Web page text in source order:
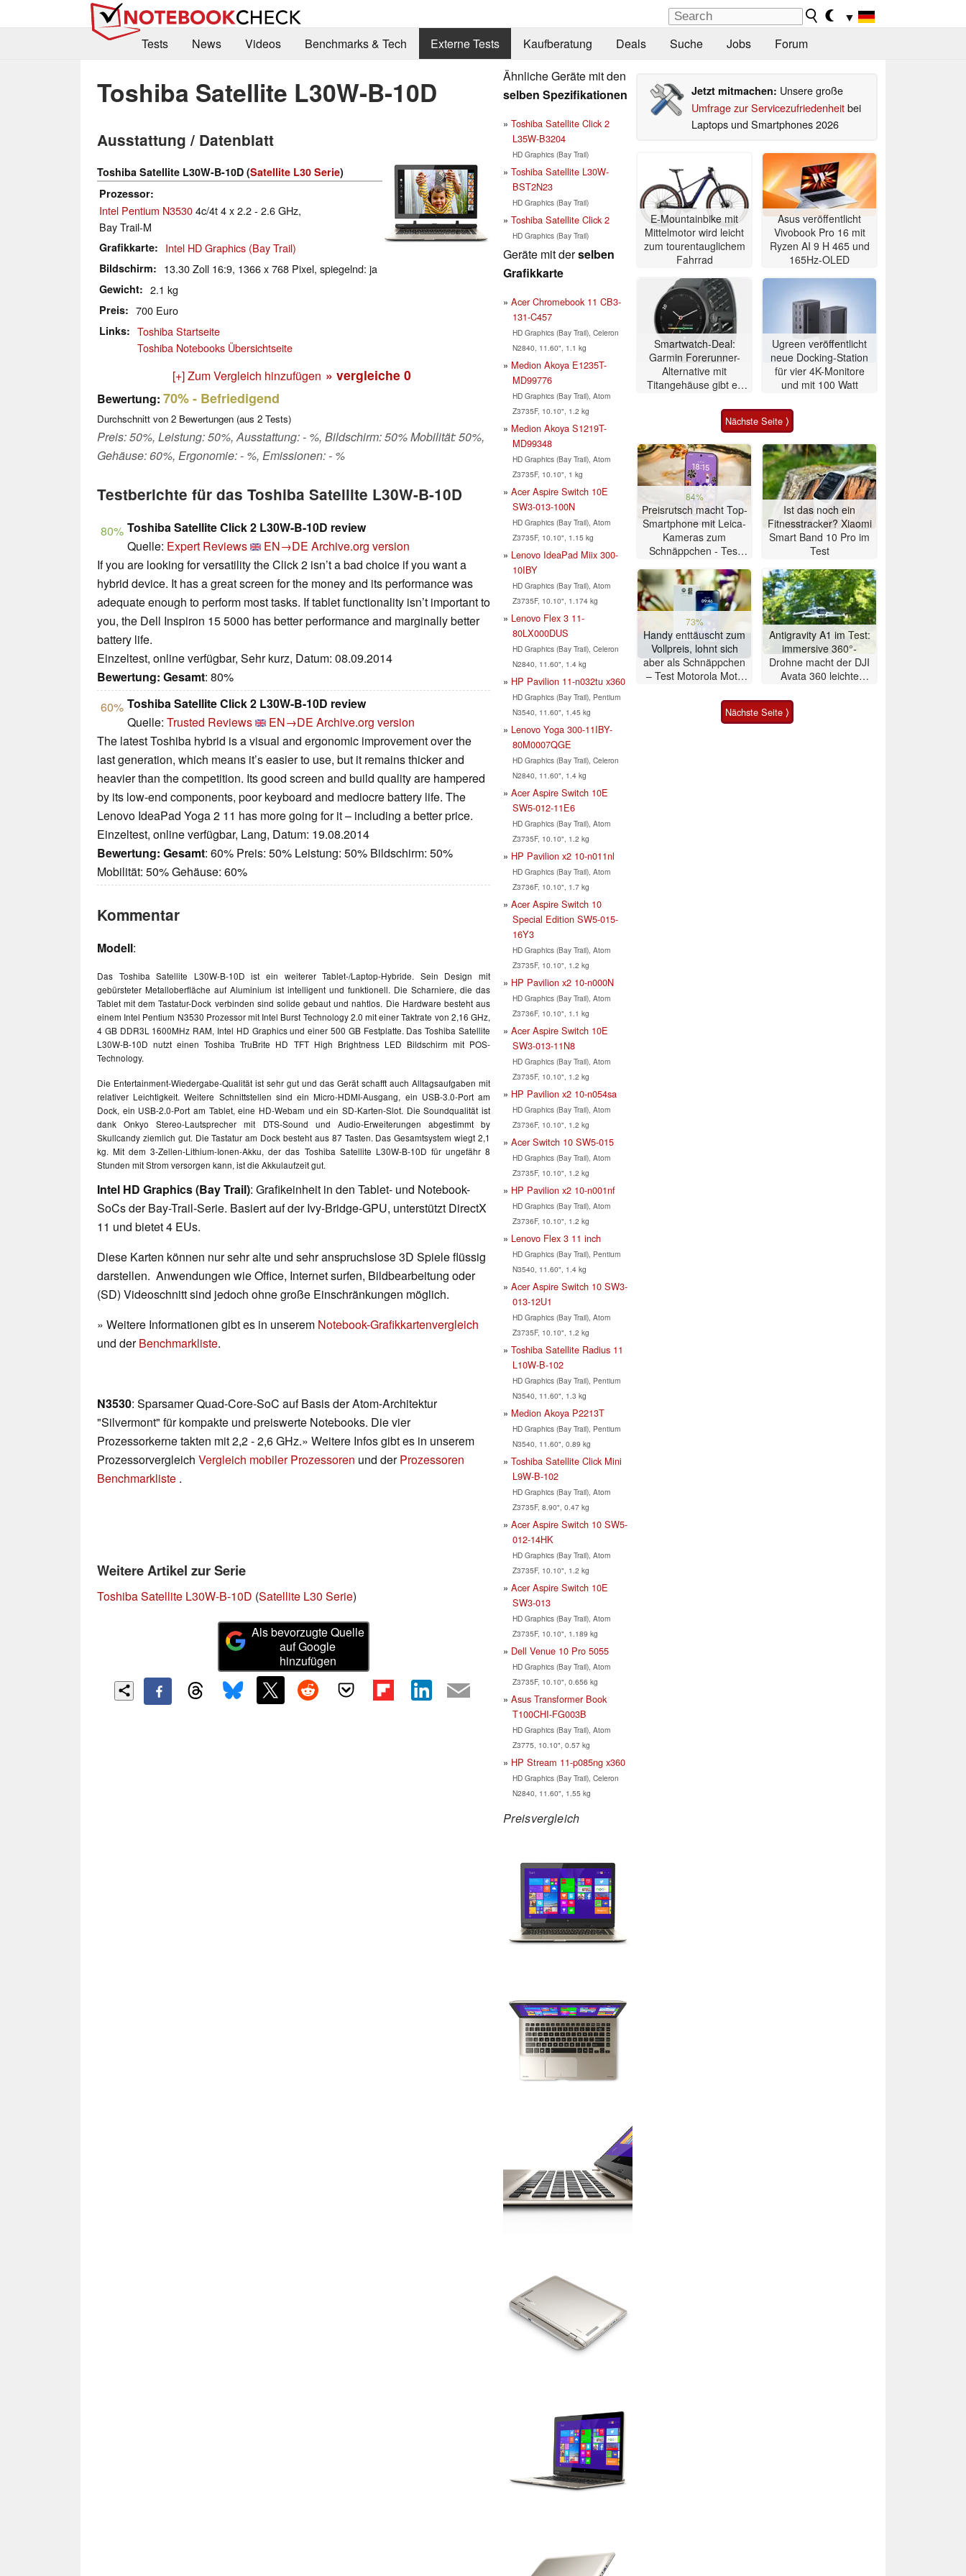
▼
Tests
News Videos Benchmarks & Tech Externe Tests Kaufberatung Deals Suche Jobs Forum
Toshiba Satellite L30W-B-10D
Ausstattung / Datenblatt
Toshiba Satellite L30W-B-10D (Satellite L30 Serie)
Prozessor
Intel Pentium N35304c/4t 4 x 2.2 - 2.6 GHz,
Bay Trail-M
Grafikkarte Intel HD Graphics (Bay Trail)
Bildschirm 13.30 Zoll 16:9, 1366 x 768 Pixel, spiegelnd: ja
Gewicht 2.1 kg
Preis 700 Euro
Links
Toshiba Startseite
Toshiba Notebooks Übersichtseite
[+] Zum Vergleich hinzufügen » vergleiche 0
Bewertung: 70%- Befriedigend
Durchschnitt von 2 Bewertungen (aus 2 Tests)
Preis: 50%, Leistung: 50%, Ausstattung: - %, Bildschirm: 50% Mobilität: 50%,
Gehäuse: 60%, Ergonomie: - %, Emissionen: - %
Testberichte für das Toshiba Satellite L30W-B-10D
80% Toshiba Satellite Click 2 L30W-B-10D review
Quelle: Expert Reviews EN→DE Archive.org version
If you are looking for versatility the Click 2 isn’t a bad choice if you want a
hybrid device. It has a great screen for the money and its performance was
adequate enough to perform most tasks. If tablet functionality isn’t important to
you, the Dell Inspiron 15 5000 has better performance and marginally better
battery life.
Einzeltest, online verfügbar, Sehr kurz, Datum: 08.09.2014
Bewertung: Gesamt: 80%
60% Toshiba Satellite Click 2 L30W-B-10D review
Quelle: Trusted Reviews EN→DE Archive.org version
The latest Toshiba hybrid is a visual and ergonomic improvement over the
last generation, which means it’s easier to use, but it remains thicker and
heavier than the competition. Its good screen and build quality are hampered
by its low-end components, poor keyboard and mediocre battery life. The
Lenovo IdeaPad Yoga 2 11 has more going for it – including a better price.
Einzeltest, online verfügbar, Lang, Datum: 19.08.2014
Bewertung: Gesamt: 60% Preis: 50% Leistung: 50% Bildschirm: 50%
Mobilität: 50% Gehäuse: 60%
Kommentar
Modell:
Das Toshiba Satellite L30W-B-10D ist ein weiterer Tablet-/Laptop-Hybride. Sein Design mit
gebürsteter Metalloberfläche auf Aluminium ist intelligent und funktionell. Die Scharniere, die das
Tablet mit dem Tastatur-Dock verbinden sind solide gebaut und nahtlos. Die Hardware besteht aus
einem Intel Pentium N3530 Prozessor mit Intel Burst Technology 2.0 mit einer Taktrate von 2,16 GHz,
4 GB DDR3L 1600MHz RAM, Intel HD Graphics und einer 500 GB Festplatte. Das Toshiba Satellite
L30W-B-10D nutzt einen Toshiba TruBrite HD TFT High Brightness LED Bildschirm mit POS-
Technology.
Die Entertainment-Wiedergabe-Qualität ist sehr gut und das Gerät schafft auch Alltagsaufgaben mit
relativer Leichtigkeit. Weitere Schnittstellen sind ein Micro-HDMI-Ausgang, ein USB-3.0-Port am
Dock, ein USB-2.0-Port am Tablet, eine HD-Webam und ein SD-Karten-Slot. Die Soundqualität ist
dank Onkyo Stereo-Lautsprecher mit DTS-Sound und Audio-Erweiterungen abgestimmt by
Skullcandy ziemlich gut. Die Tastatur am Dock besteht aus 87 Tasten. Das Gesamtsystem wiegt 2,1
kg. Mit dem 3-Zellen-Lithium-Ionen-Akku, der das Toshiba Satellite L30W-B-10D für ungefähr 8
Stunden mit Strom versorgen kann, ist die Akkulaufzeit gut.
Intel HD Graphics (Bay Trail): Grafikeinheit in den Tablet- und Notebook-
SoCs der Bay-Trail-Serie. Basiert auf der Ivy-Bridge-GPU, unterstützt DirectX
11 und bietet 4 EUs.
Diese Karten können nur sehr alte und sehr anspruchslose 3D Spiele flüssig
darstellen. Anwendungen wie Office, Internet surfen, Bildbearbeitung oder
(SD) Videoschnitt sind jedoch ohne große Einschränkungen möglich.
» Weitere Informationen gibt es in unserem Notebook-Grafikkartenvergleich
und derBenchmarkliste.
N3530: Sparsamer Quad-Core-SoC auf Basis der Atom-Architektur
"Silvermont" für kompakte und preiswerte Notebooks. Die vier
Prozessorkerne takten mit 2,2 - 2,6 GHz.» Weitere Infos gibt es in unserem
Prozessorvergleich Vergleich mobiler Prozessoren und derProzessoren
Benchmarkliste .
Weitere Artikel zur Serie
Toshiba Satellite L30W-B-10D (Satellite L30 Serie)
Als bevorzugte Quelle
auf Google
hinzufügen
Ähnliche Geräte mit den
selben Spezifikationen
Toshiba Satellite Click 2
L35W-B3204
HD Graphics (Bay Trail)
Toshiba Satellite L30W-
BST2N23
HD Graphics (Bay Trail)
Toshiba Satellite Click 2
HD Graphics (Bay Trail)
Geräte mit derselben
Grafikkarte
Acer Chromebook 11 CB3-
131-C457
HD Graphics (Bay Trail), Celeron
N2840, 11.60", 1.1 kg
Medion Akoya E1235T-
MD99776
HD Graphics (Bay Trail), Atom
Z3735F, 10.10", 1.2 kg
Medion Akoya S1219T-
MD99348
HD Graphics (Bay Trail), Atom
Z3735F, 10.10", 1 kg
Acer Aspire Switch 10E
SW3-013-100N
HD Graphics (Bay Trail), Atom
Z3735F, 10.10", 1.15 kg
Lenovo IdeaPad Miix 300-
10IBY
HD Graphics (Bay Trail), Atom
Z3735F, 10.10", 1.174 kg
Lenovo Flex 3 11-
80LX000DUS
HD Graphics (Bay Trail), Celeron
N2840, 11.60", 1.4 kg
HP Pavilion 11-n032tu x360
HD Graphics (Bay Trail), Pentium
N3540, 11.60", 1.45 kg
Lenovo Yoga 300-11IBY-
80M0007QGE
HD Graphics (Bay Trail), Celeron
N2840, 11.60", 1.4 kg
Acer Aspire Switch 10E
SW5-012-11E6
HD Graphics (Bay Trail), Atom
Z3735F, 10.10", 1.2 kg
HP Pavilion x2 10-n011nl
HD Graphics (Bay Trail), Atom
Z3736F, 10.10", 1.7 kg
Acer Aspire Switch 10
Special Edition SW5-015-
16Y3
HD Graphics (Bay Trail), Atom
Z3735F, 10.10", 1.2 kg
HP Pavilion x2 10-n000N
HD Graphics (Bay Trail), Atom
Z3736F, 10.10", 1.1 kg
Acer Aspire Switch 10E
SW3-013-11N8
HD Graphics (Bay Trail), Atom
Z3735F, 10.10", 1.2 kg
HP Pavilion x2 10-n054sa
HD Graphics (Bay Trail), Atom
Z3736F, 10.10", 1.2 kg
Acer Switch 10 SW5-015
HD Graphics (Bay Trail), Atom
Z3735F, 10.10", 1.2 kg
HP Pavilion x2 10-n001nf
HD Graphics (Bay Trail), Atom
Z3736F, 10.10", 1.2 kg
Lenovo Flex 3 11 inch
HD Graphics (Bay Trail), Pentium
N3540, 11.60", 1.4 kg
Acer Aspire Switch 10 SW3-
013-12U1
HD Graphics (Bay Trail), Atom
Z3735F, 10.10", 1.2 kg
Toshiba Satellite Radius 11
L10W-B-102
HD Graphics (Bay Trail), Pentium
N3540, 11.60", 1.3 kg
Medion Akoya P2213T
HD Graphics (Bay Trail), Pentium
N3540, 11.60", 0.89 kg
Toshiba Satellite Click Mini
L9W-B-102
HD Graphics (Bay Trail), Atom
Z3735F, 8.90", 0.47 kg
Acer Aspire Switch 10 SW5-
012-14HK
HD Graphics (Bay Trail), Atom
Z3735F, 10.10", 1.2 kg
Acer Aspire Switch 10E
SW3-013
HD Graphics (Bay Trail), Atom
Z3735F, 10.10", 1.189 kg
Dell Venue 10 Pro 5055
HD Graphics (Bay Trail), Atom
Z3735F, 10.10", 0.656 kg
Asus Transformer Book
T100CHI-FG003B
HD Graphics (Bay Trail), Atom
Z3775, 10.10", 0.57 kg
HP Stream 11-p085ng x360
HD Graphics (Bay Trail), Celeron
N2840, 11.60", 1.55 kg
Preisvergleich
Jetzt mitmachen: Unsere große
Umfrage zur Servicezufriedenheitbei
Laptops und Smartphones 2026
E-Mountainbike mit
Mittelmotor wird leicht
zum tourentauglichem
Fahrrad
Asus veröffentlicht
Vivobook Pro 16 mit
Ryzen AI 9 H 465 und
165Hz-OLED
Smartwatch-Deal:
Garmin Forerunner-
Alternative mit
Titangehäuse gibt es
Ugreen veröffentlicht
neue Docking-Station
für vier 4K-Monitore
und mit 100 Watt
Nächste Seite ⟩
84%
Preisrutsch macht Top-
Smartphone mit Leica-
Kameras zum
Schnäppchen - Test
Ist das noch ein
Fitnesstracker? Xiaomi
Smart Band 10 Pro im
Test
73%
Handy enttäuscht zum
Vollpreis, lohnt sich
aber als Schnäppchen
– Test Motorola Moto
Antigravity A1 im Test:
immersive 360°-
Drohne macht der DJI
Avata 360 leichte
Nächste Seite ⟩